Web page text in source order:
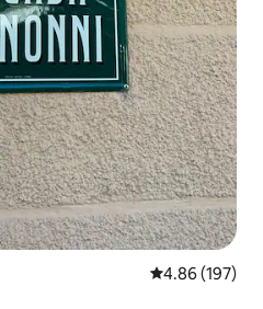
औसत रेटिंग 5 में से
4.86 (197)